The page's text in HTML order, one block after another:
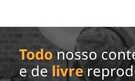
Todo nosso
e de livre